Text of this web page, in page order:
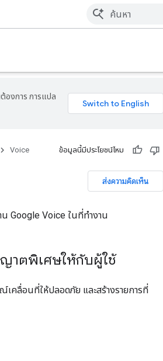
องการ การแปล
Voice ข้อมูลนี้มีประโยชน์ไหม
ส่งความคิดเห็น
น Google Voice ในที่ทำงาน
าตพิเศษให้กับผู้ใช้
เคลื่อนที่ให้ปลอดภัย และสร้างรายการที่